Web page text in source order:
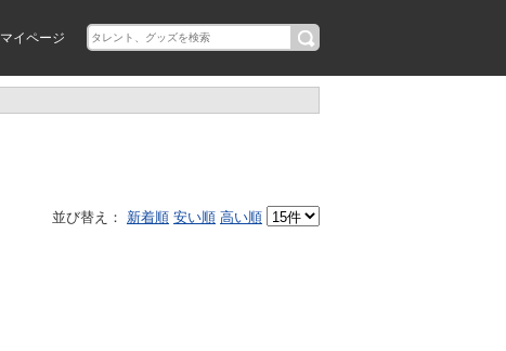
マイページ
並び替え： 新着順 安い順 高い順